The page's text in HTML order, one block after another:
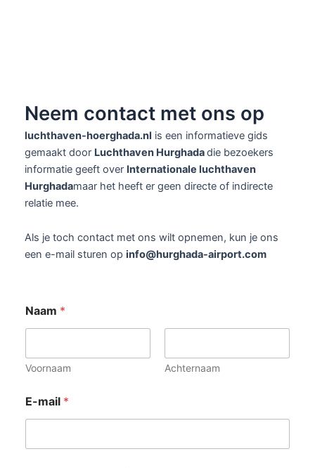
Neem contact met ons op
luchthaven-hoerghada.nl is een informatieve gids
gemaakt door Luchthaven Hurghadadie bezoekers
informatie geeft over Internationale luchthaven
Hurghadamaar het heeft er geen directe of indirecte
relatie mee.
Als je toch contact met ons wilt opnemen, kun je ons
een e-mail sturen op info@hurghada-airport.com
Naam *
Voornaam Achternaam
e
?
w
E-mail *